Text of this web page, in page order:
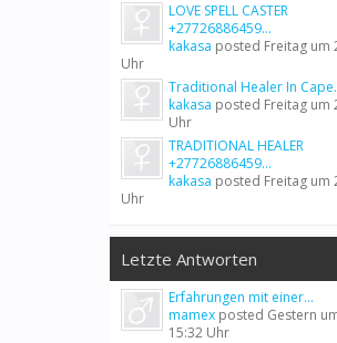
LOVE SPELL CASTER
+27726886459...
kakasa posted Freitag um
Uhr
Traditional Healer In
kakasa posted Freitag um
Uhr
TRADITIONAL HEALER
+27726886459...
kakasa posted Freitag um
Uhr
Letzte Antworten
Erfahrungen mit einer...
mamex posted Gestern
15:32 Uhr